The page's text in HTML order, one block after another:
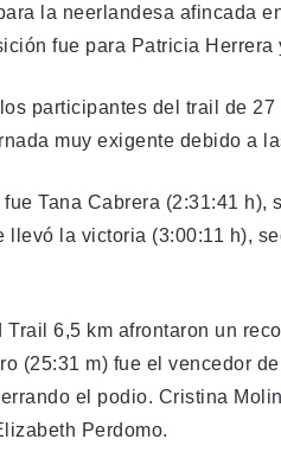
la neerlandesa afincada
fue para Patricia
participantes del trail de
muy exigente debido a
Tana Cabrera (2:31:41 h),
la victoria (3:00:11 h),
6,5 km afrontaron un
(25:31 m) fue el vencedor
el podio. Cristina
Perdomo.